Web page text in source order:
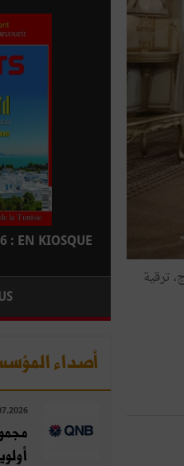
الجمعة غرة جوان 2018 بقصر قرطاج، ترقية
: EN KIOSQUE
أصداء